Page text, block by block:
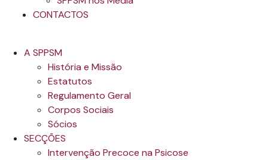
CONTACTOS
A SPPSM
História e Missão
Estatutos
Regulamento Geral
Corpos Sociais
Sócios
SECÇÕES
Intervenção Precoce na Psicose